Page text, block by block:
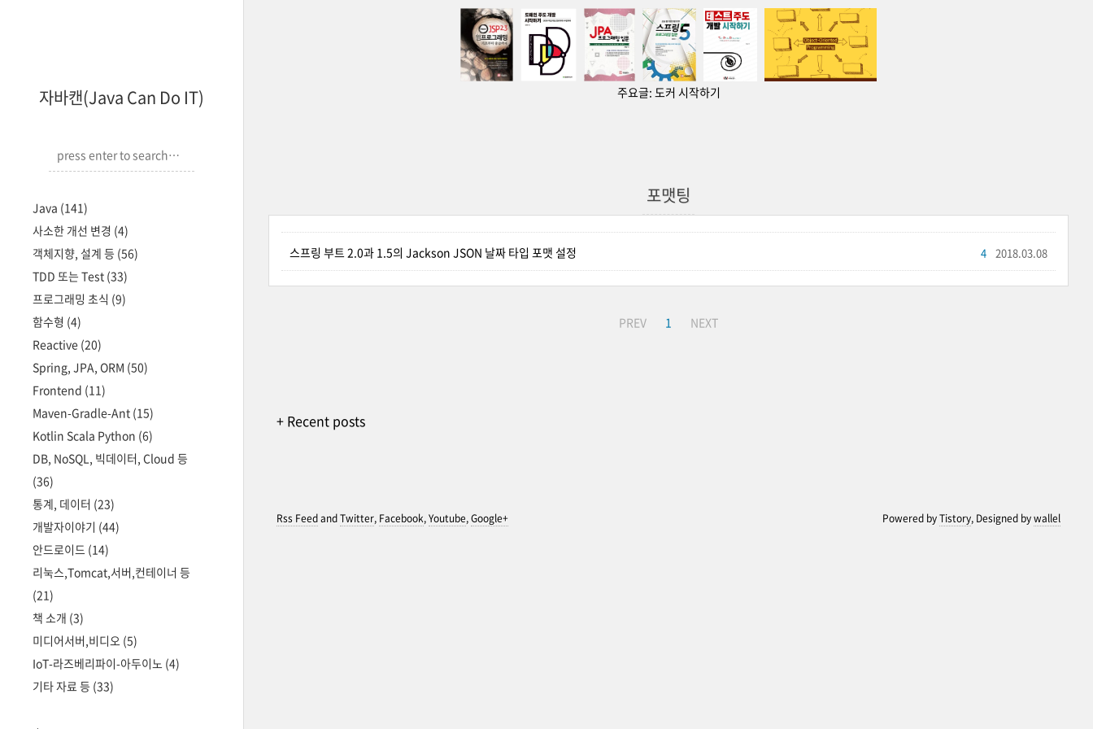
자바캔(Java Can Do IT)
Java (141)
사소한 개선 변경 (4)
객체지향, 설계 등 (56)
TDD 또는 Test (33)
프로그래밍 초식 (9)
함수형 (4)
Reactive (20)
Spring, JPA, ORM (50)
Frontend (11)
Maven-Gradle-Ant (15)
Kotlin Scala Python (6)
DB, NoSQL, 빅데이터, Cloud 등
(36)
통계, 데이터 (23)
개발자이야기 (44)
안드로이드 (14)
리눅스,Tomcat,서버,컨테이너 등
(21)
책 소개 (3)
미디어서버,비디오 (5)
IoT-라즈베리파이-아두이노 (4)
기타 자료 등 (33)
주요글: 도커 시작하기
포맷팅
스프링 부트 2.0과 1.5의 Jackson JSON 날짜 타입 포맷 설정 2018.03.08
4
PREV 1 NEXT
+ Recent posts
Powered byTistory, Designed bywallel
Rss FeedandTwitter, Facebook,Youtube,Google+